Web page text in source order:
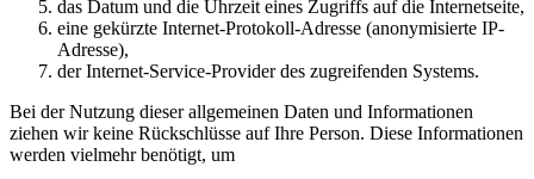
das Datum und die Uhrzeit eines Zugriffs auf die Internetseite,
eine gekürzte Internet-Protokoll-Adresse (anonymisierte IP-
Adresse),
der Internet-Service-Provider des zugreifenden Systems.
Bei der Nutzung dieser allgemeinen Daten und Informationen
ziehen wir keine Rückschlüsse auf Ihre Person. Diese Informationen
werden vielmehr benötigt, um